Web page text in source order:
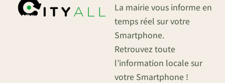
La mairie vous informe en
temps réel sur votre
Smartphone.
Retrouvez toute
l’information locale sur
votre Smartphone !